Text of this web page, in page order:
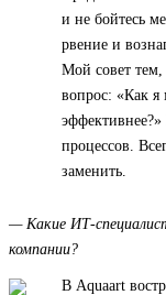
и не бойтесь
рвение и
Мой совет тем,
вопрос: «Как
процессов.
заменить.
— Какие ИТ-
компании?
В Aquaart